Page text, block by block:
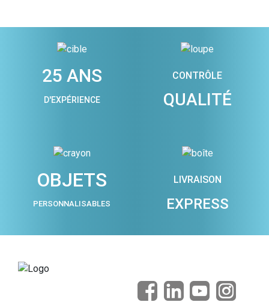
25 ANS
D'EXPÉRIENCE
CONTRÔLE
QUALITÉ
OBJETS
PERSONNALISABLES
LIVRAISON
EXPRESS